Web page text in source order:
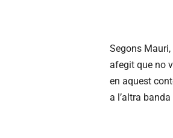
Segons Mauri,
afegit que no
en aquest
a l’altra